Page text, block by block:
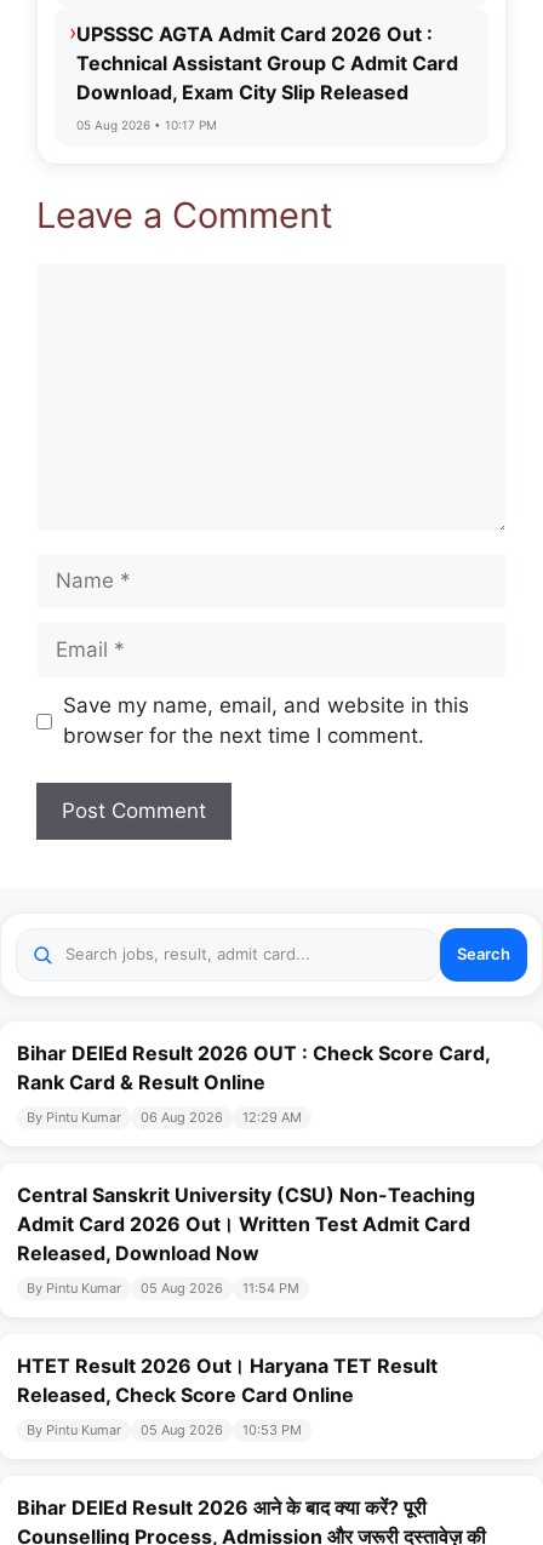
›UPSSSC AGTA Admit Card 2026 Out :
Technical Assistant Group C Admit Card
Download, Exam City Slip Released
05 Aug 2026 • 10:17 PM
Leave a Comment
Name
Email
Website
Save my name, email, and website in this
browser for the next time I comment.
Search
Bihar DElEd Result 2026 OUT : Check Score Card,
Rank Card & Result Online
By Pintu Kumar 06 Aug 2026 12:29 AM
Central Sanskrit University (CSU) Non-Teaching
Admit Card 2026 Out। Written Test Admit Card
Released, Download Now
By Pintu Kumar 05 Aug 2026 11:54 PM
HTET Result 2026 Out। Haryana TET Result
Released, Check Score Card Online
By Pintu Kumar 05 Aug 2026 10:53 PM
Bihar DElEd Result 2026 आने के बाद क्या करें? पूरी
Counselling Process, Admission और जरूरी दस्तावेज़ की